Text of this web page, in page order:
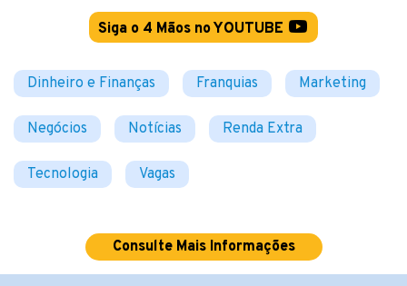
Siga o 4 Mãos no YOUTUBE
Dinheiro e Finanças Franquias Marketing
Negócios Notícias Renda Extra
Tecnologia Vagas
Consulte Mais Informações